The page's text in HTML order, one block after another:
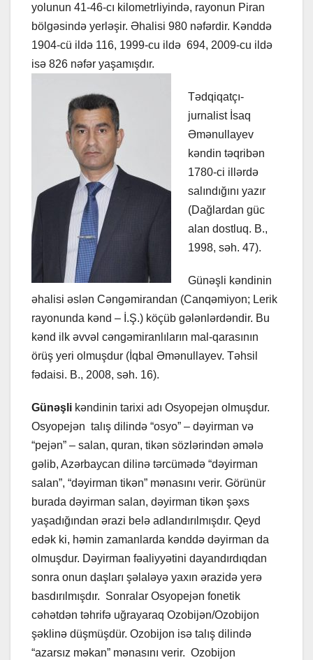
yolunun 41-46-cı kilometrliyində, rayonun Piran
bölgəsində yerləşir. Əhalisi 980 nəfərdir. Kənddə
1904-cü ildə 116, 1999-cu ildə 694, 2009-cu ildə
isə 826 nəfər yaşamışdır.
Tədqiqatçı-
jurnalist İsaq
Əmənullayev
kəndin təqribən
1780-ci illərdə
salındığını yazır
(Dağlardan güc
alan dostluq. B.,
1998, səh. 47).
Günəşli kəndinin
əhalisi əslən Cəngəmirandan (Canqəmiyon; Lerik
rayonunda kənd – İ.Ş.) köçüb gələnlərdəndir. Bu
kənd ilk əvvəl cəngəmiranlıların mal-qarasının
örüş yeri olmuşdur (İqbal Əmənullayev. Təhsil
fədaisi. B., 2008, səh. 16).
Günəşli kəndinin tarixi adı Osyopejən olmuşdur.
Osyopejən talış dilində “osyo” – dəyirman və
“pejən” – salan, quran, tikən sözlərindən əmələ
gəlib, Azərbaycan dilinə tərcümədə “dəyirman
salan”, “dəyirman tikən” mənasını verir. Görünür
burada dəyirman salan, dəyirman tikən şəxs
yaşadığından ərazi belə adlandırılmışdır. Qeyd
edək ki, həmin zamanlarda kənddə dəyirman da
olmuşdur. Dəyirman fəaliyyətini dayandırdıqdan
sonra onun daşları şəlaləyə yaxın ərazidə yerə
basdırılmışdır. Sonralar Osyopejən fonetik
cəhətdən təhrifə uğrayaraq Ozobijən/Ozobijon
şəklinə düşmüşdür. Ozobijon isə talış dilində
“azarsız məkan” mənasını verir. Ozobijon